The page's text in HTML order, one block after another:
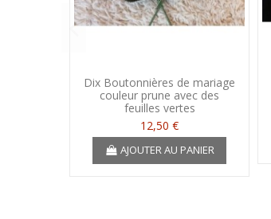
Dix Boutonnières de mariage
couleur prune avec des
feuilles vertes
12,50 €
AJOUTER AU PANIER